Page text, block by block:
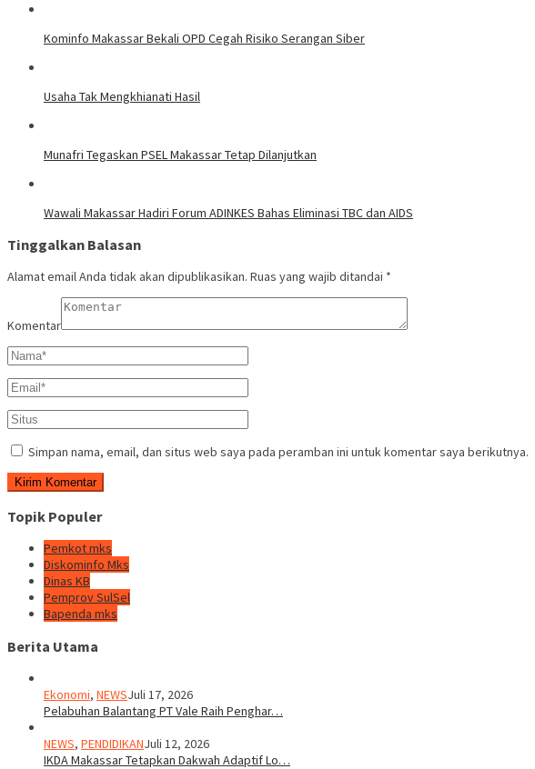
Kominfo Makassar Bekali OPD Cegah Risiko Serangan Siber
Usaha Tak Mengkhianati Hasil
Munafri Tegaskan PSEL Makassar Tetap Dilanjutkan
Wawali Makassar Hadiri Forum ADINKES Bahas Eliminasi TBC dan AIDS
Tinggalkan Balasan
Alamat email Anda tidak akan dipublikasikan. Ruas yang wajib ditandai *
Komentar
Simpan nama, email, dan situs web saya pada peramban ini untuk komentar saya berikutnya.
Topik Populer
Pemkot mks
Diskominfo Mks
Dinas KB
Pemprov SulSel
Bapenda mks
Berita Utama
Ekonomi, NEWSJuli 17, 2026
Pelabuhan Balantang PT Vale Raih Penghar…
NEWS, PENDIDIKANJuli 12, 2026
IKDA Makassar Tetapkan Dakwah Adaptif Lo…